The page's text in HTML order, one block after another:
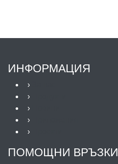
ИНФОРМАЦИЯ
›
›
›
›
›
ПОМОЩНИ ВРЪЗКИ